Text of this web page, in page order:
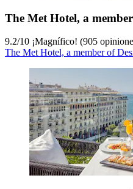
The Met Hotel, a
9.2/10 ¡Magnífico! (905
The Met Hotel, a member of